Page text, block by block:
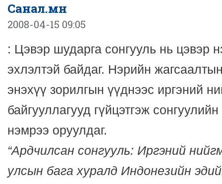
Санал.мн
2008-04-15 09:05
: Цэвэр шударга сонгууль нь цэвэр
эхлэлтэй байдаг. Нэрийн
энэхүү зорилгын үүднээс иргэний
байгууллагууд гүйцэтгэж
нэмрээ оруулдаг.
“Ардчилсан сонгууль: Иргэний
улсын бага хуралд Индонезийн